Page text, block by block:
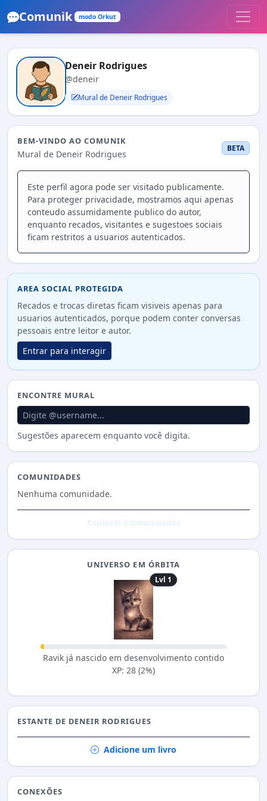
Comunik modo Orkut
Deneir Rodrigues
@deneir
Mural de Deneir Rodrigues
BEM-VINDO AO COMUNIK
Mural de Deneir Rodrigues
BETA
Este perfil agora pode ser visitado publicamente.
Para proteger privacidade, mostramos aqui apenas
conteudo assumidamente publico do autor,
enquanto recados, visitantes e sugestoes sociais
ficam restritos a usuarios autenticados.
AREA SOCIAL PROTEGIDA
Recados e trocas diretas ficam visiveis apenas para
usuarios autenticados, porque podem conter conversas
pessoais entre leitor e autor.
Entrar para interagir
ENCONTRE MURAL
Sugestões aparecem enquanto você digita.
COMUNIDADES
Nenhuma comunidade.
UNIVERSO EM ÓRBITA
Lvl 1
Ravik já nascido em desenvolvimento contido
XP: 28 (2%)
ESTANTE DE DENEIR RODRIGUES
Adicione um livro
CONEXÕES